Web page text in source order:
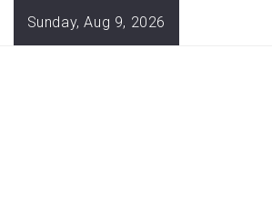
Sunday, Aug 9, 2026